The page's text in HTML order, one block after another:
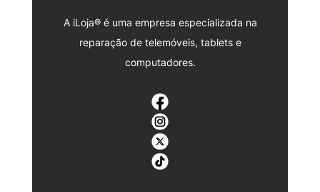
A iLoja® é uma empresa especializada na
reparação de telemóveis, tablets e
computadores.